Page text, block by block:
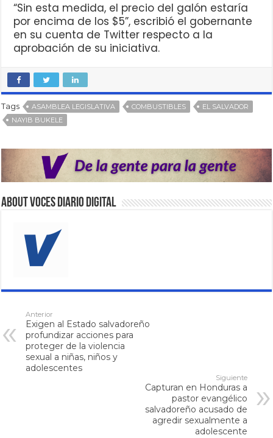
“Sin esta medida, el precio del galón estaría
por encima de los $5”, escribió el gobernante
en su cuenta de Twitter respecto a la
aprobación de su iniciativa.
Tags ASAMBLEA LEGISLATIVA COMBUSTIBLES
EL SALVADOR
NAYIB BUKELE
About VOCES Diario digital
Anterior
Exigen al Estado salvadoreño
profundizar acciones para
proteger de la violencia
sexual a niñas, niños y
adolescentes
Siguiente
Capturan en Honduras a
pastor evangélico
salvadoreño acusado de
agredir sexualmente a
adolescente